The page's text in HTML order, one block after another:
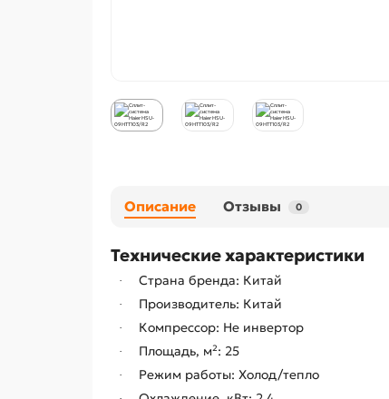
Описание Отзывы 0
Технические характеристики
· Страна бренда: Китай
· Производитель: Китай
· Компрессор: Не инвертор
· Площадь, м²: 25
· Режим работы: Холод/тепло